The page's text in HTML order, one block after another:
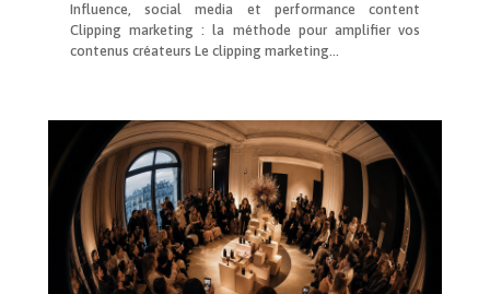
Influence, social media et performance content
Clipping marketing : la méthode pour amplifier vos
contenus créateurs Le clipping marketing...